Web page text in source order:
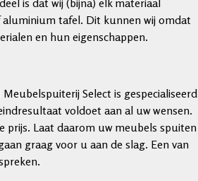
is dat wij (bijna) elk materiaal
tafel. Dit kunnen wij omdat
en hun eigenschappen.
Select is gespecialiseerd
voldoet aan al uw wensen.
prijs. Laat daarom uw meubels spuiten
graag voor u aan de slag. Een van